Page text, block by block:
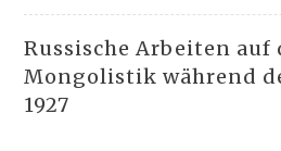
Russische Arbeiten auf
Mongolistik während
1927